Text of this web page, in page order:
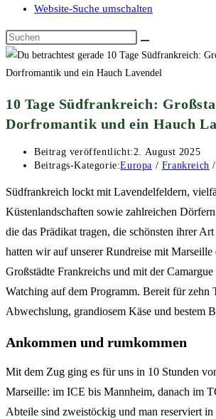
Website-Suche umschalten
10 Tage Südfrankreich:
Dorfromantik und ein Hauch
Beitrag veröffentlicht:2. August 2025
Beitrags-Kategorie:Europa / Frankreich /
Südfrankreich lockt mit Lavendelfeldern,
Küstenlandschaften sowie zahlreichen
die das Prädikat tragen, die schönsten ihrer
hatten wir auf unserer Rundreise mit Marseille
Großstädte Frankreichs und mit der
Watching auf dem Programm. Bereit für zehn
Abwechslung, grandiosem Käse und bestem
Ankommen und rumkommen
Mit dem Zug ging es für uns in 10 Stunden
Marseille: im ICE bis Mannheim, danach im
Abteile sind zweistöckig und man reserviert in